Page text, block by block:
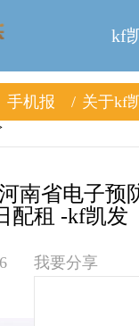
kf
手机报 关于kf
南省电子
配租 -kf凯发
我要分享